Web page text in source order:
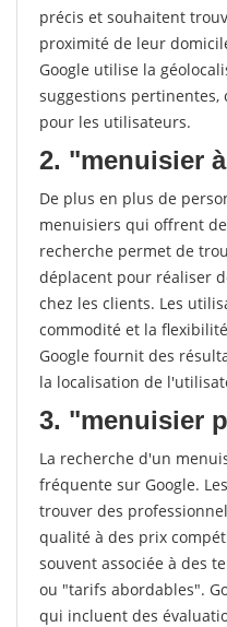
précis et souhaitent
proximité de leur
Google utilise la
suggestions
pour les utilisateurs.
2. "menuisier
De plus en plus de
menuisiers qui offrent
recherche permet de
déplacent pour réaliser
chez les clients. Les
commodité et la
Google fournit des
la localisation de
3. "menuisier
La recherche d'un
fréquente sur Google.
trouver des
qualité à des prix
souvent associée à des
ou "tarifs abordables".
qui incluent des